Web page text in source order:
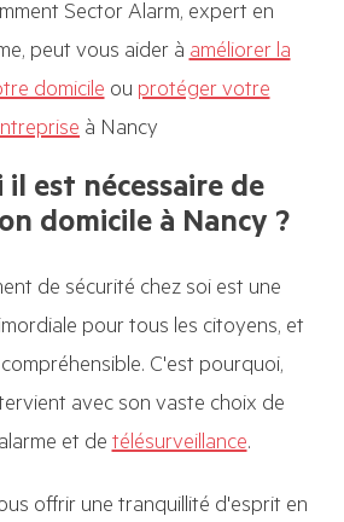
Sector Alarm, expert en
peut vous aider àaméliorer la
domicileou protéger votre
à Nancy
il est nécessaire de
domicile à Nancy ?
de sécurité chez soi est une
pour tous les citoyens, et
C'est pourquoi,
avec son vaste choix de
et detélésurveillance.
offrir une tranquillité d'esprit en